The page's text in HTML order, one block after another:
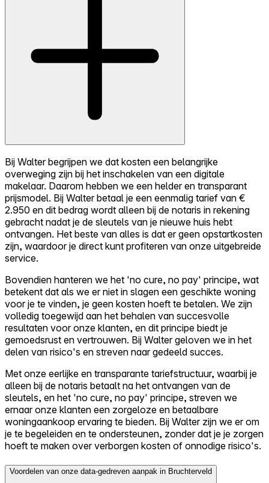
Bij Walter begrijpen we dat kosten een belangrijke
overweging zijn bij het inschakelen van een digitale
makelaar. Daarom hebben we een helder en transparant
prijsmodel. Bij Walter betaal je een eenmalig tarief van €
2.950 en dit bedrag wordt alleen bij de notaris in rekening
gebracht nadat je de sleutels van je nieuwe huis hebt
ontvangen. Het beste van alles is dat er geen opstartkosten
zijn, waardoor je direct kunt profiteren van onze uitgebreide
service.
Bovendien hanteren we het 'no cure, no pay' principe, wat
betekent dat als we er niet in slagen een geschikte woning
voor je te vinden, je geen kosten hoeft te betalen. We zijn
volledig toegewijd aan het behalen van succesvolle
resultaten voor onze klanten, en dit principe biedt je
gemoedsrust en vertrouwen. Bij Walter geloven we in het
delen van risico's en streven naar gedeeld succes.
Met onze eerlijke en transparante tariefstructuur, waarbij je
alleen bij de notaris betaalt na het ontvangen van de
sleutels, en het 'no cure, no pay' principe, streven we
ernaar onze klanten een zorgeloze en betaalbare
woningaankoop ervaring te bieden. Bij Walter zijn we er om
je te begeleiden en te ondersteunen, zonder dat je je zorgen
hoeft te maken over verborgen kosten of onnodige risico's.
Voordelen van onze data-gedreven aanpak in Bruchterveld